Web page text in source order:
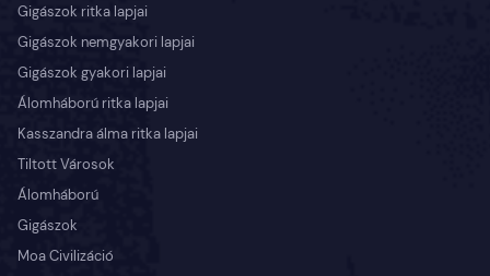
Gigászok ritka lapjai
Gigászok nemgyakori lapjai
Gigászok gyakori lapjai
Álomháború ritka lapjai
Kasszandra álma ritka lapjai
Tiltott Városok
Álomháború
Gigászok
Moa Civilizáció